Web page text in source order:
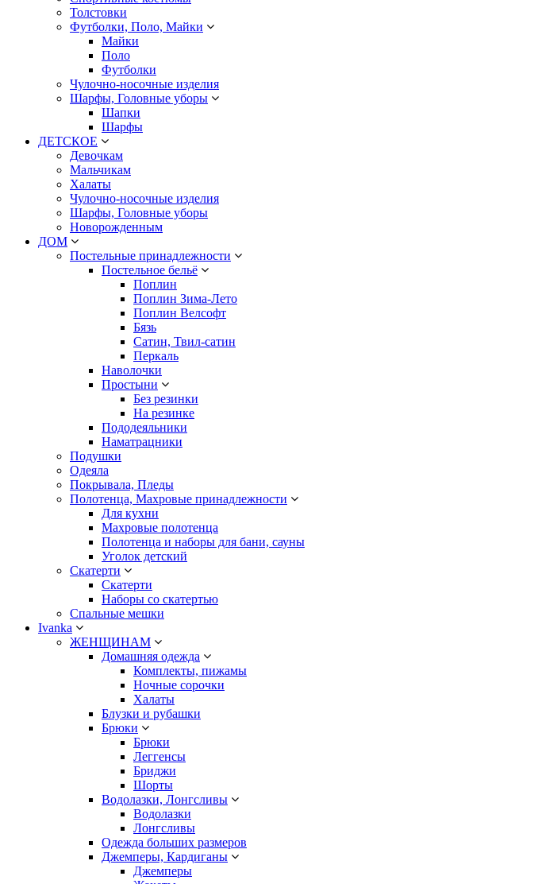
Толстовки
Футболки, Поло, Майки
Майки
Поло
Футболки
Чулочно-носочные изделия
Шарфы, Головные уборы
Шапки
Шарфы
ДЕТСКОЕ
Девочкам
Мальчикам
Халаты
Чулочно-носочные изделия
Шарфы, Головные уборы
Новорожденным
ДОМ
Постельные принадлежности
Постельное бельё
Поплин
Поплин Зима-Лето
Поплин Велсофт
Бязь
Сатин, Твил-сатин
Перкаль
Наволочки
Простыни
Без резинки
На резинке
Пододеяльники
Наматрацники
Подушки
Одеяла
Покрывала, Пледы
Полотенца, Махровые принадлежности
Для кухни
Махровые полотенца
Полотенца и наборы для бани, сауны
Уголок детский
Скатерти
Скатерти
Наборы со скатертью
Спальные мешки
Ivanka
ЖЕНЩИНАМ
Домашняя одежда
Комплекты, пижамы
Ночные сорочки
Халаты
Блузки и рубашки
Брюки
Брюки
Леггенсы
Бриджи
Шорты
Водолазки, Лонгсливы
Водолазки
Лонгсливы
Одежда больших размеров
Джемперы, Кардиганы
Джемперы